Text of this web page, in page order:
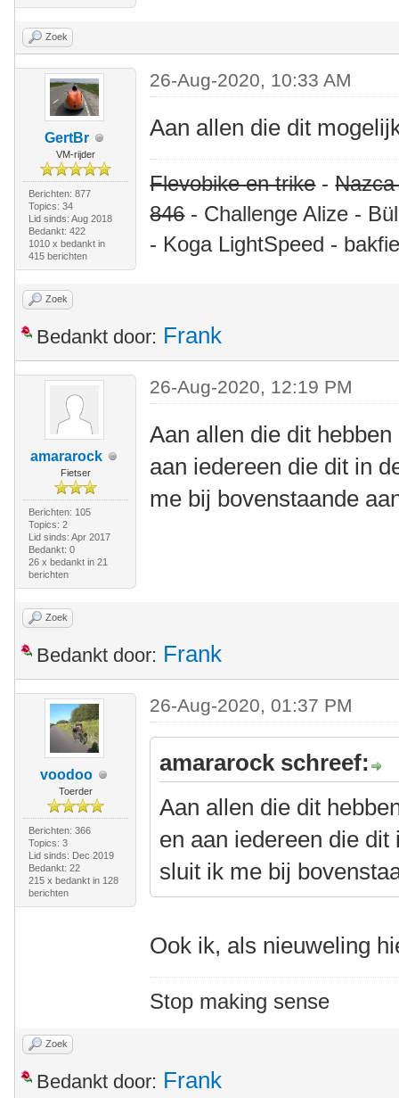
Zoek
GertBr
VM-rijder
Berichten: 877
Topics: 34
Lid sinds: Aug 2018
Bedankt: 422
1010 x bedankt in
415 berichten
26-Aug-2020, 10:33 AM
Aan allen die dit
Flevobike en trike-
846- Challenge Alize -
- Koga LightSpeed -
Zoek
Bedankt door: Frank
amararock
Fietser
Berichten: 105
Topics: 2
Lid sinds: Apr 2017
Bedankt: 0
26 x bedankt in 21
berichten
26-Aug-2020, 12:19 PM
Aan allen die dit
aan iedereen die dit in
me bij bovenstaande
Zoek
Bedankt door: Frank
voodoo
Toerder
Berichten: 366
Topics: 3
Lid sinds: Dec 2019
Bedankt: 22
215 x bedankt in 128
berichten
26-Aug-2020, 01:37 PM
amararock schreef:
Aan allen die dit
en aan iedereen die
sluit ik me bij
Ook ik, als nieuweling
Stop making sense
Zoek
Bedankt door: Frank